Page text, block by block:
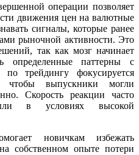
операции позволяет
движения цен на валютные
сигналы, которые ранее
рыночной активности. Это
так как мозг начинает
определенные паттерны с
трейдингу фокусируется
выпускники могли
Скорость реакции часто
в условиях высокой
новичкам избежать
собственном опыте потери